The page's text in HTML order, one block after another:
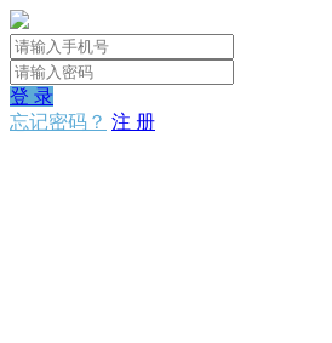
登 录
忘记密码？ 注 册